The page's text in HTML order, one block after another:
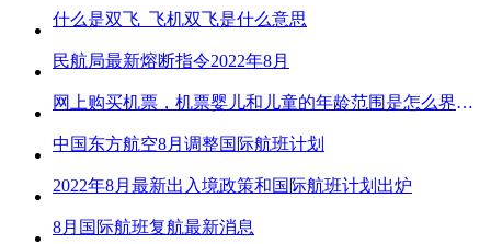
什么是双飞_飞机双飞是什么意思
民航局最新熔断指令2022年8月
网上购买机票，机票婴儿和儿童的年龄范围是怎么界定的？
中国东方航空8月调整国际航班计划
2022年8月最新出入境政策和国际航班计划出炉
8月国际航班复航最新消息